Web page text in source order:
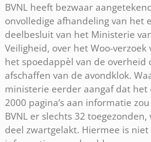
BVNL heeft bezwaar
onvolledige afhandeling van het
deelbesluit van het Ministerie
Veiligheid, over het Woo-verzoek
het spoedappèl van de overheid
afschaffen van de avondklok.
ministerie eerder aangaf dat het
2000 pagina’s aan informatie
BVNL er slechts 32
deel zwartgelakt. Hiermee is niet